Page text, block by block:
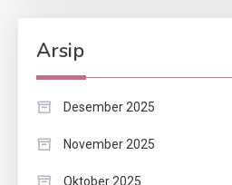
Arsip
Desember 2025
November 2025
Oktober 2025